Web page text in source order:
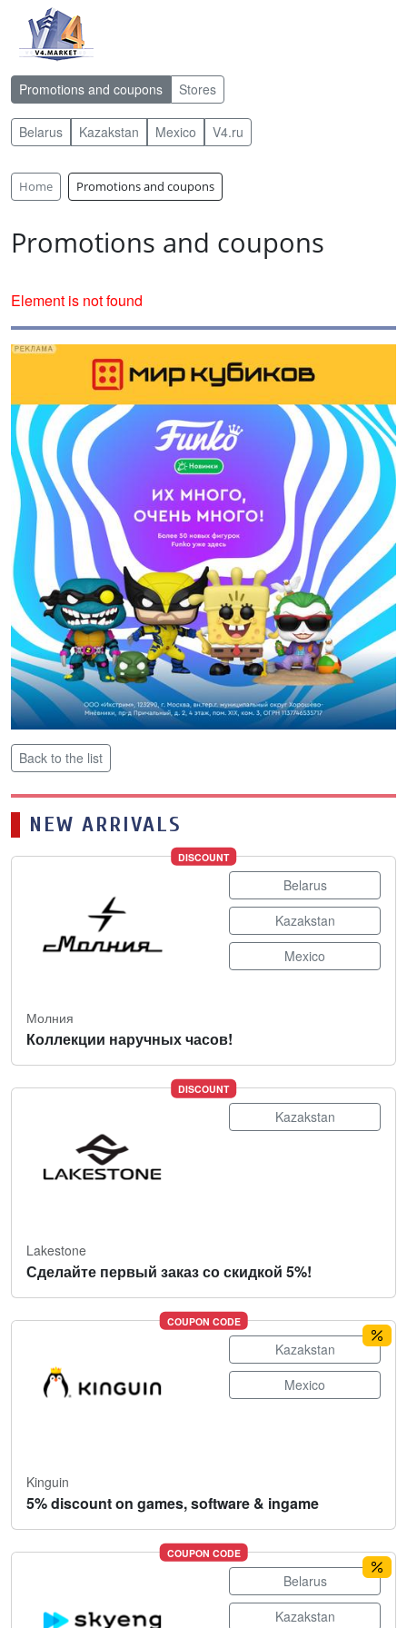
Promotions and coupons Stores
Belarus Kazakstan Mexico V4.ru
Home Promotions and coupons
Promotions and coupons
Element is not found
Back to the list
NEW ARRIVALS
DISCOUNT
Belarus
Kazakstan
Mexico
Молния
Коллекции наручных часов!
DISCOUNT
Kazakstan
Lakestone
Сделайте первый заказ со скидкой 5%!
COUPON CODE
Kazakstan
Mexico
Kinguin
5% discount on games, software & ingame
COUPON CODE
Belarus
Kazakstan